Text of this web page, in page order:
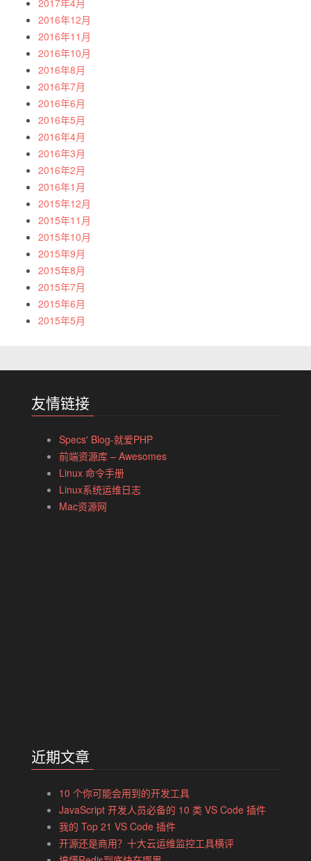
2016年12月
2016年11月
2016年10月
2016年8月
2016年7月
2016年6月
2016年5月
2016年4月
2016年3月
2016年2月
2016年1月
2015年12月
2015年11月
2015年10月
2015年9月
2015年8月
2015年7月
2015年6月
2015年5月
友情链接
Specs' Blog-就爱PHP
前端资源库 – Awesomes
Linux 命令手册
Linux系统运维日志
Mac资源网
近期文章
10 个你可能会用到的开发工具
JavaScript 开发人员必备的 10 类 VS Code 插件
我的 Top 21 VS Code 插件
开源还是商用？十大云运维监控工具横评